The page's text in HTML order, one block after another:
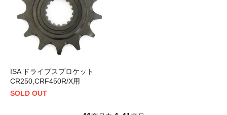
ISA ドライブスプロケット
CR250,CRF450R/X用
SOLD OUT